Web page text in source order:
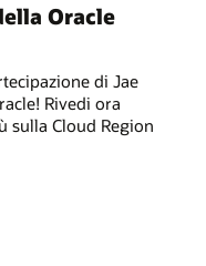
Oracle
di Jae
Rivedi ora
sulla Cloud Region